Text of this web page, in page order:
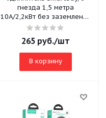
гнезда 1,5 метра
10А/2,2кВт без заземления
ПВС 2х1,0
265 руб./шт
В корзину